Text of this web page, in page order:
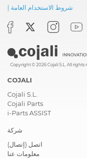
| شروط الاستخدام العامة
Copyright © 2026 Cojali S.L. All rights
COJALI
Cojali S.L.
Cojali Parts
i-Parts ASSIST
شركة
اتصل (إتصال)
معلومات عنا